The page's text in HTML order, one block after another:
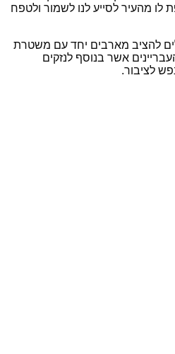
לו מהעיר לסייע לנו לשמור ולטפח
להציב מארבים יחד עם משטרת
אשר בנוסף לנזקים
לציבור.